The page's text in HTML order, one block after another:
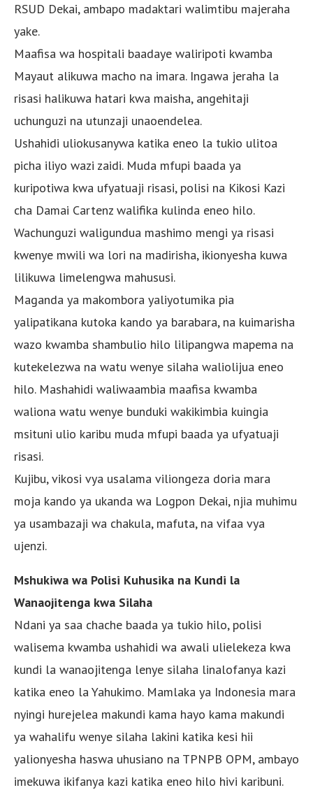
RSUD Dekai, ambapo madaktari walimtibu majeraha
yake.
Maafisa wa hospitali baadaye waliripoti kwamba
Mayaut alikuwa macho na imara. Ingawa jeraha la
risasi halikuwa hatari kwa maisha, angehitaji
uchunguzi na utunzaji unaoendelea.
Ushahidi uliokusanywa katika eneo la tukio ulitoa
picha iliyo wazi zaidi. Muda mfupi baada ya
kuripotiwa kwa ufyatuaji risasi, polisi na Kikosi Kazi
cha Damai Cartenz walifika kulinda eneo hilo.
Wachunguzi waligundua mashimo mengi ya risasi
kwenye mwili wa lori na madirisha, ikionyesha kuwa
lilikuwa limelengwa mahususi.
Maganda ya makombora yaliyotumika pia
yalipatikana kutoka kando ya barabara, na kuimarisha
wazo kwamba shambulio hilo lilipangwa mapema na
kutekelezwa na watu wenye silaha waliolijua eneo
hilo. Mashahidi waliwaambia maafisa kwamba
waliona watu wenye bunduki wakikimbia kuingia
msituni ulio karibu muda mfupi baada ya ufyatuaji
risasi.
Kujibu, vikosi vya usalama viliongeza doria mara
moja kando ya ukanda wa Logpon Dekai, njia muhimu
ya usambazaji wa chakula, mafuta, na vifaa vya
ujenzi.
Mshukiwa wa Polisi Kuhusika na Kundi la
Wanaojitenga kwa Silaha
Ndani ya saa chache baada ya tukio hilo, polisi
walisema kwamba ushahidi wa awali ulielekeza kwa
kundi la wanaojitenga lenye silaha linalofanya kazi
katika eneo la Yahukimo. Mamlaka ya Indonesia mara
nyingi hurejelea makundi kama hayo kama makundi
ya wahalifu wenye silaha lakini katika kesi hii
yalionyesha haswa uhusiano na TPNPB OPM, ambayo
imekuwa ikifanya kazi katika eneo hilo hivi karibuni.